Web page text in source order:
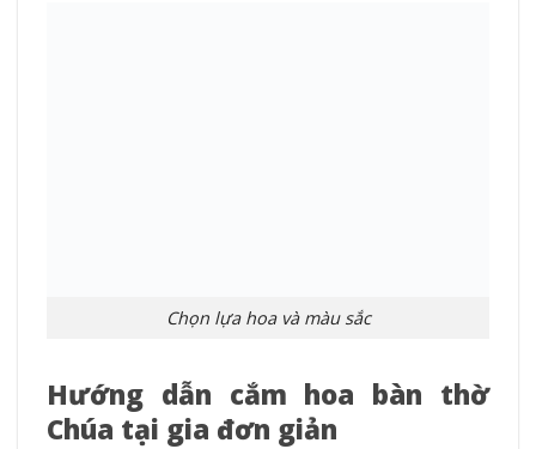
Chọn lựa hoa và màu sắc
Hướng dẫn cắm hoa bàn thờ
Chúa tại gia đơn giản